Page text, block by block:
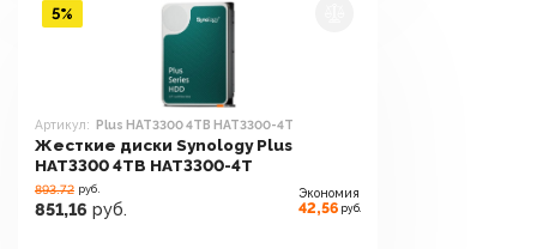
Артикул: Plus HAT3300 4TB HAT3300-4T
Жесткие диски Synology Plus
HAT3300 4TB HAT3300-4T
893.72 руб.
851,16 руб.
Экономия
42,56 руб.
5%